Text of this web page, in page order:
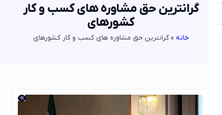
گرانترین حق مشاوره های کسب و کار
کشورهای
»گرانترین حق مشاوره های کسب و کار کشورهای